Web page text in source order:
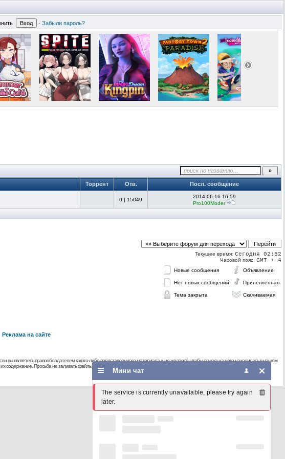
· Забыли пароль?
Торрент Отв. Посл. сообщение
0 | 15049
2014-06-16 16:59
Pro100Moder
Текущее время: Сегодня 02:52
Часовой пояс: GMT + 4
Новые сообщения Объявление
Нет новых сообщений Прилепленная
Тема закрыта Скачиваемая
Реклама на сайте
являетесь правообладателем какого-либо представленного материала и не желаете, чтобы ссылка на него находилась в нашем
содержание. Просьба не заливать файлы, защищенные авторскими правами, а также файлы нелегального содержания!
Мини чат
The service is currently unavailable, please try again
later.